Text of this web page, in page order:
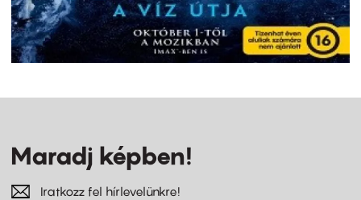
Maradj képben!
Iratkozz fel hírlevelünkre!